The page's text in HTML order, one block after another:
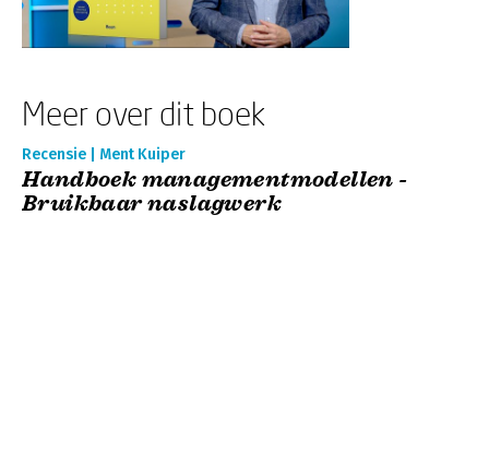
Meer over dit boek
Recensie | Ment Kuiper
Handboek managementmodellen -
Bruikbaar naslagwerk